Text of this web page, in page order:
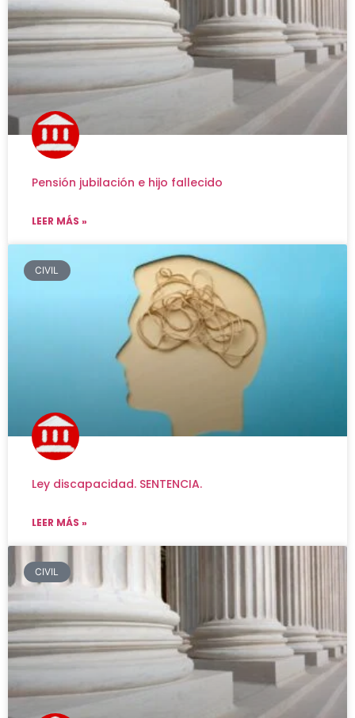
Pensión jubilación e hijo fallecido
LEER MÁS »
CIVIL
Ley discapacidad. SENTENCIA.
LEER MÁS »
CIVIL